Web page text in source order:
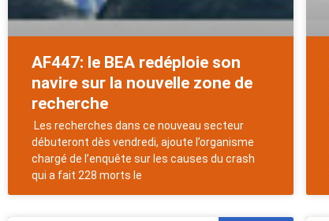
AF447: le BEA redéploie son
navire sur la nouvelle zone de
recherche
Les recherches dans ce nouveau secteur
débuteront dès vendredi, ajoute l’organisme
chargé de l’enquête sur les causes du crash
qui a fait 228 morts le